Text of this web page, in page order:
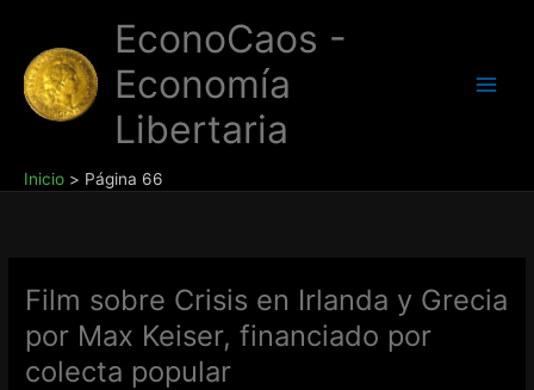
contenido
EconoCaos -
Economía
Libertaria
Inicio Página 66
Film sobre Crisis en Irlanda y Grecia
por Max Keiser, financiado por
colecta popular